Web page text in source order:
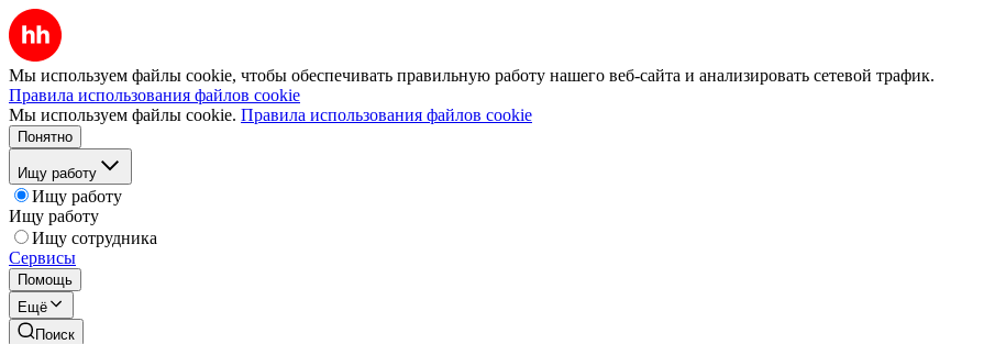
Мы используем файлы cookie, чтобы обеспечивать правильную работу нашего веб-сайта и анализировать сетевой трафик.
Правила использования файлов cookie
Мы используем файлы cookie. Правила использования файлов cookie
Понятно
Ищу работу
Ищу работу
Ищу работу
Ищу сотрудника
Сервисы
Помощь
Ещё
Поиск